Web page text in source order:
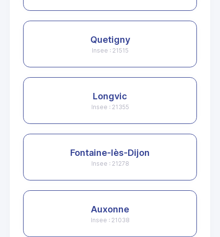
Quetigny
Insee : 21515
Longvic
Insee : 21355
Fontaine-lès-Dijon
Insee : 21278
Auxonne
Insee : 21038